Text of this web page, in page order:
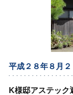
平成２８年８月
K様邸アステック